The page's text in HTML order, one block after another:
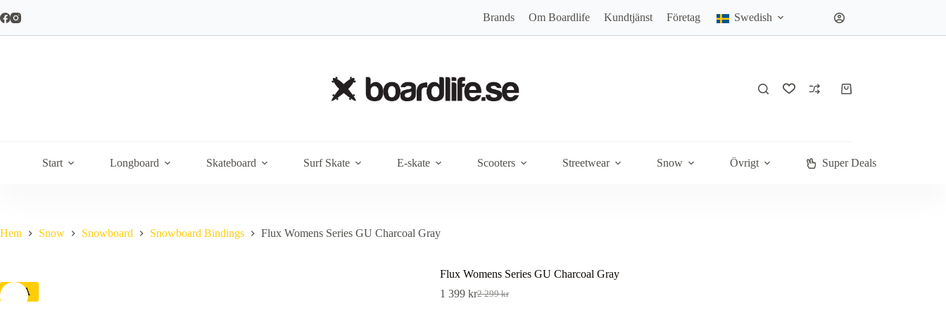
till
Brands Om Boardlife Kundtjänst Företag Swedish
Varukorg
Start Longboard Skateboard Surf Skate E-skate Scooters Streetwear Snow Övrigt Super Deals
Hem Snow Snowboard Snowboard Bindings Flux Womens Series GU Charcoal Gray
REA
Flux Womens Series GU Charcoal Gray
2 299kr
Det
1 399 krDet